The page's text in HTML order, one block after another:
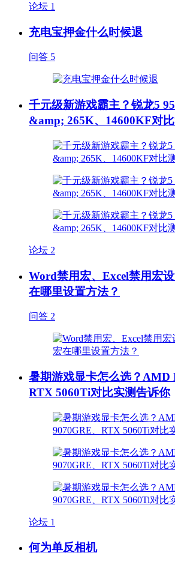
论坛 1
充电宝押金什么时候退
问答 5
千元级新游戏霸主？锐龙5
&amp; 265K、14600KF对
论坛 2
Word禁用宏、Excel禁用宏
在哪里设置方法？
问答 2
暑期游戏显卡怎么选？AMD
RTX 5060Ti对比实测告诉你
论坛 1
何为单反相机